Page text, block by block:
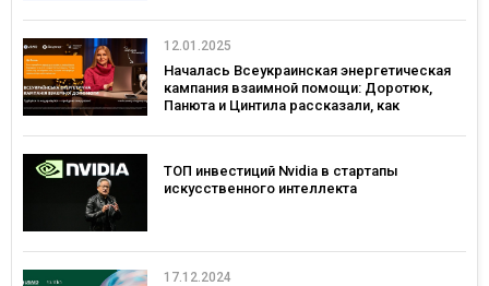
12.01.2025
Началась Всеукраинская энергетическая
кампания взаимной помощи: Доротюк,
Панюта и Цинтила рассказали, как
ТОП инвестиций Nvidia в стартапы
искусственного интеллекта
17.12.2024